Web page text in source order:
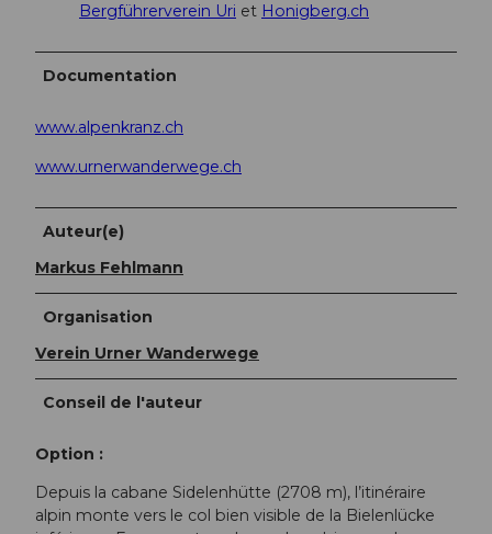
Bergführerverein Uri et Honigberg.ch
Documentation
www.alpenkranz.ch
www.urnerwanderwege.ch
Auteur(e)
Markus Fehlmann
Organisation
Verein Urner Wanderwege
Conseil de l'auteur
Option :
Depuis la cabane Sidelenhütte (2708 m), l’itinéraire
alpin monte vers le col bien visible de la Bielenlücke